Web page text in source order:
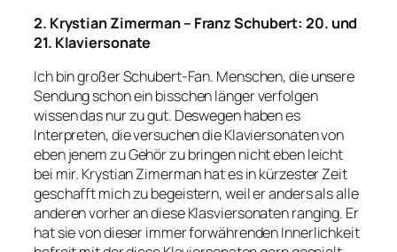
2. Krystian Zimerman – Franz Schubert: 20. und
21. Klaviersonate
Ich bin großer Schubert-Fan. Menschen, die unsere
Sendung schon ein bisschen länger verfolgen
wissen das nur zu gut. Deswegen haben es
Interpreten, die versuchen die Klaviersonaten von
eben jenem zu Gehör zu bringen nicht eben leicht
bei mir. Krystian Zimerman hat es in kürzester Zeit
geschafft mich zu begeistern, weil er anders als alle
anderen vorher an diese Klasviersonaten ranging. Er
hat sie von dieser immer forwährenden Innerlichkeit